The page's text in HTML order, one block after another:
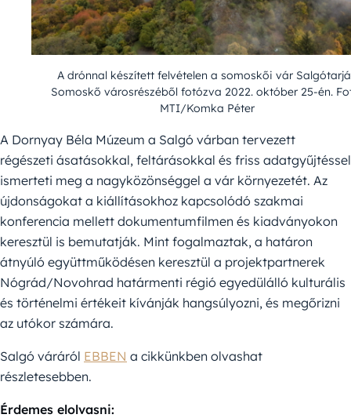
A drónnal készített felvételen a somoskői vár
Somoskő városrészéből fotózva 2022. október 25-én.
MTI/Komka Péter
A Dornyay Béla Múzeum a Salgó várban tervezett
régészeti ásatásokkal, feltárásokkal és friss adatgyűjtéssel
ismerteti meg a nagyközönséggel a vár környezetét. Az
újdonságokat a kiállításokhoz kapcsolódó szakmai
konferencia mellett dokumentumfilmen és kiadványokon
keresztül is bemutatják. Mint fogalmaztak, a határon
átnyúló együttműködésen keresztül a projektpartnerek
Nógrád/Novohrad határmenti régió egyedülálló kulturális
és történelmi értékeit kívánják hangsúlyozni, és megőrizni
az utókor számára.
Salgó váráról EBBEN a cikkünkben olvashat
részletesebben.
Érdemes elolvasni: